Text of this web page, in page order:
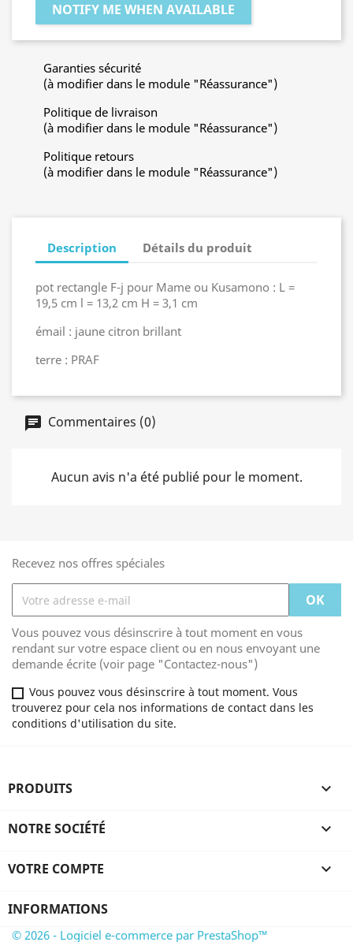
NOTIFY ME WHEN AVAILABLE
Garanties sécurité
(à modifier dans le module "Réassurance")
Politique de livraison
(à modifier dans le module "Réassurance")
Politique retours
(à modifier dans le module "Réassurance")
Description Détails du produit
pot rectangle F-j pour Mame ou Kusamono : L =
19,5 cm l = 13,2 cm H = 3,1 cm
émail : jaune citron brillant
terre : PRAF
Commentaires (0)
Aucun avis n'a été publié pour le moment.
Recevez nos offres spéciales
Vous pouvez vous désinscrire à tout moment en vous
rendant sur votre espace client ou en nous envoyant une
demande écrite (voir page "Contactez-nous")
Vous pouvez vous désinscrire à tout moment. Vous
trouverez pour cela nos informations de contact dans les
conditions d'utilisation du site.
PRODUITS 
NOTRE SOCIÉTÉ 
VOTRE COMPTE 
INFORMATIONS
© 2026 - Logiciel e-commerce par PrestaShop™